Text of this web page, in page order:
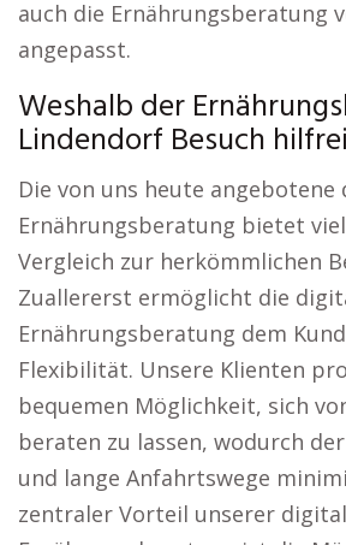
auch die Ernährungsberatung
angepasst.
Weshalb der
Lindendorf Besuch
Die von uns heute angebotene
Ernährungsberatung bietet
Vergleich zur herkömmlichen
Zuallererst ermöglicht die
Ernährungsberatung dem
Flexibilität. Unsere Klienten
bequemen Möglichkeit, sich
beraten zu lassen, wodurch
und lange Anfahrtswege
zentraler Vorteil unserer